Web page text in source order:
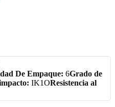
De Empaque: 6Grado de
IK1OResistencia al